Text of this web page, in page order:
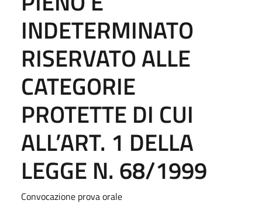
INDETERMINATO
RISERVATO ALLE
CATEGORIE
PROTETTE DI CUI
ALL’ART. 1 DELLA
LEGGE N. 68/1999
Convocazione prova orale